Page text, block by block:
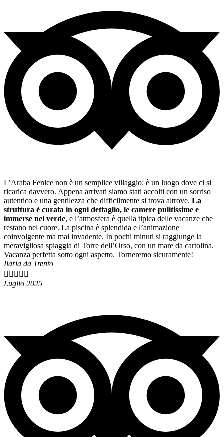
L’Araba Fenice non è un semplice villaggio: è un luogo dove ci si
ricarica davvero. Appena arrivati siamo stati accolti con un sorriso
autentico e una gentilezza che difficilmente si trova altrove. La
struttura è curata in ogni dettaglio, le camere pulitissime e
immerse nel verde, e l’atmosfera è quella tipica delle vacanze che
restano nel cuore. La piscina è splendida e l’animazione
coinvolgente ma mai invadente. In pochi minuti si raggiunge la
meravigliosa spiaggia di Torre dell’Orso, con un mare da cartolina.
Vacanza perfetta sotto ogni aspetto. Torneremo sicuramente!
Ilaria da Trento
    
Luglio 2025